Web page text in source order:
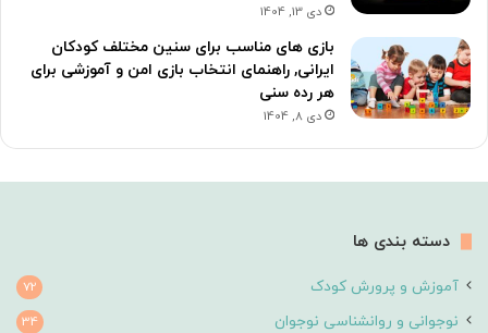
دی 13, 1404
بازی های مناسب برای سنین مختلف کودکان
ایرانی, راهنمای انتخاب بازی امن و آموزشی برای
هر رده سنی
دی 8, 1404
دسته بندی ها
آموزش و پرورش کودک 72
نوجوانی و روانشناسی نوجوان 34